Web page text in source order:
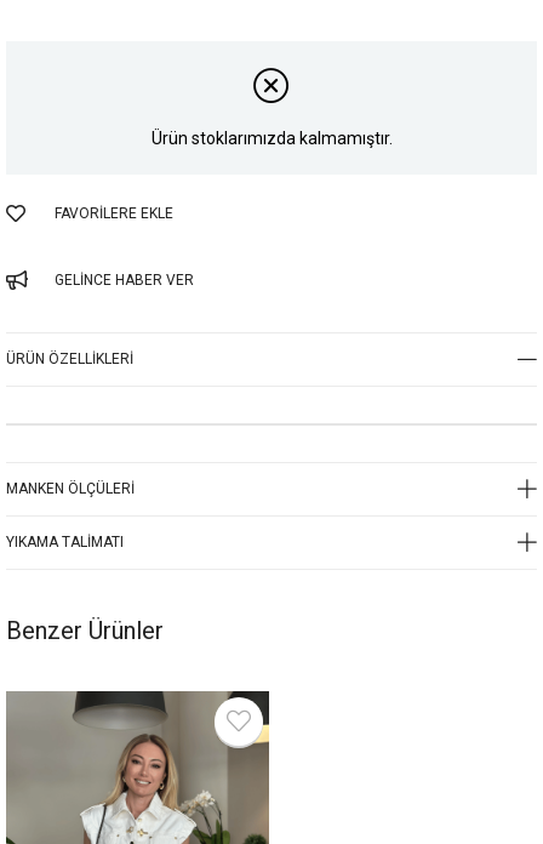
Ürün stoklarımızda kalmamıştır.
FAVORILERE EKLE
GELINCE HABER VER
ÜRÜN ÖZELLIKLERI
MANKEN ÖLÇÜLERI
YIKAMA TALIMATI
Benzer Ürünler